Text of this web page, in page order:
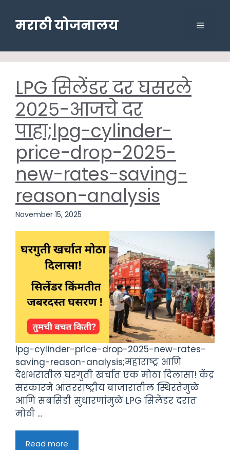
contentमराठी योजनालय Menu
LPG सिलेंडर दर घसरले
२०२५-आजचे दर
पाहा;lpg-cylinder-
price-drop-2025-
new-rates-saving-
reason-analysis
November 15, 2025
lpg-cylinder-price-drop-2025-new-rates-
saving-reason-analysis;महाराष्ट्र आणि
देशभरातील घरगुती खर्चात एक मोठा दिलासा! केंद्र
सरकारने आंतरराष्ट्रीय बाजारातील स्थिरतेमुळे
आणि सबसिडी सुधारणांमुळे LPG सिलेंडर दरात
मोठी ...
Read more